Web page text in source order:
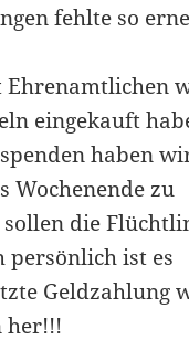
fehlte so
Ehrenamtlichen
eingekauft
haben
Wochenende zu
die
persönlich ist es
Geldzahlung
her!!!